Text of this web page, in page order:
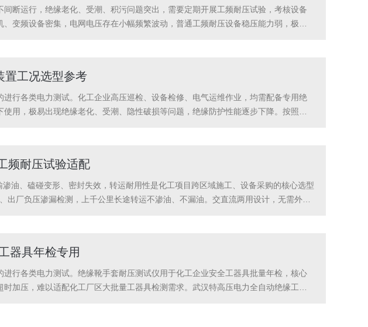
断运行，绝缘老化、受潮、积污问题突出，需要定期开展工频耐压试验，考核设备
变频设备密集，电网电压存在小幅频繁波动，普通工频耐压设备稳压能力弱，极易
置工况选型参考
行各类电力测试。化工企业高压巡检、设备检修、电气运维作业，均需配备专用绝
用，极易出现绝缘老化、受潮、隐性破损等问题，绝缘防护性能逐步下降。按照化
频耐压试验适配
油、磕碰变形、密封失效，转运耐用性是化工项目跨区域施工、设备采购的核心选型
厂负压渗漏检测，上千公里长途转运不渗油、不漏油。交直流两用设计，无需外接
器具年检专用
行各类电力测试。绝缘靴手套耐压测试仪用于化工企业安全工器具批量年检，核心
加压，难以适配化工厂区大批量工器具检测需求。武汉特高压电力全自动绝缘工器